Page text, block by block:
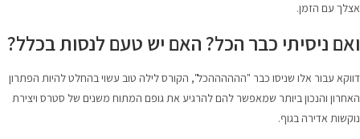
אצלך עם הזמן.
ואם ניסיתי כבר הכל? האם יש טעם לנסות בכלל?
דווקא עבור אלו שניסו כבר "ההההההכל", הקורס לילה טוב עשוי בהחלט להיות הפתרון
האחרון והנכון ביותר שמאפשר להם להרגיע את גופם המתוח משנים של סטרס ויצירת
נוקשות אדירה בגוף.